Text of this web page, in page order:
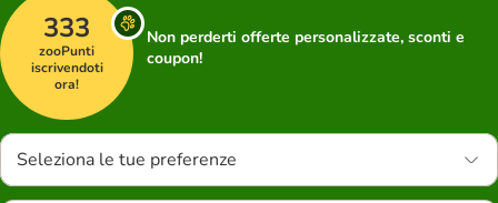
333
zooPunti
iscrivendoti
ora!
Non perderti offerte personalizzate, sconti e
coupon!
Seleziona le tue preferenze